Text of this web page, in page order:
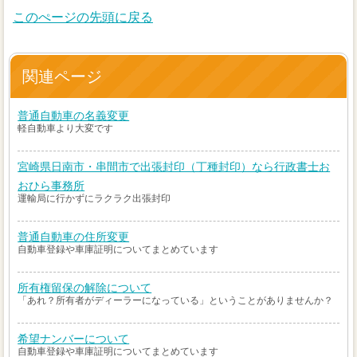
このぺージの先頭に戻る
関連ページ
普通自動車の名義変更
軽自動車より大変です
宮崎県日南市・串間市で出張封印（丁種封印）なら行政書士お
おひら事務所
運輸局に行かずにラクラク出張封印
普通自動車の住所変更
自動車登録や車庫証明についてまとめています
所有権留保の解除について
「あれ？所有者がディーラーになっている」ということがありませんか？
希望ナンバーについて
自動車登録や車庫証明についてまとめています